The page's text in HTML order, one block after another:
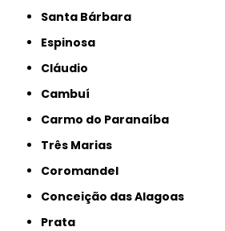
Santa Bárbara
Espinosa
Cláudio
Cambuí
Carmo do Paranaíba
Três Marias
Coromandel
Conceição das Alagoas
Prata